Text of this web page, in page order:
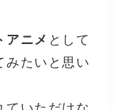
アニメ として
みたいと思い